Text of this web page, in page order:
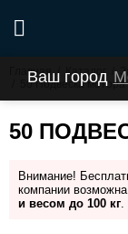
Ваш город
Главная / Каталог
50 Подвеска мотора
50
Внимание!
компании
и весом до 100 кг.